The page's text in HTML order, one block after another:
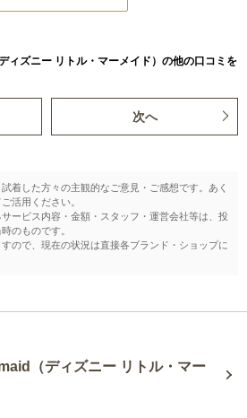
ズニー リトル・マーメイド）の他の口コミを
次へ
着した方々の主観的なご意見・ご感想です。あく
活用ください。
ービス内容・金額・スタッフ・運営会社等は、投
のものです。
ので、現在の状況は直接各ブランド・ショップに
（ディズニー リトル・マー